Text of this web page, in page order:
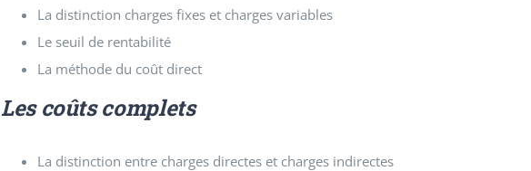
La distinction charges fixes et charges variables
Le seuil de rentabilité
La méthode du coût direct
Les coûts complets
La distinction entre charges directes et charges indirectes